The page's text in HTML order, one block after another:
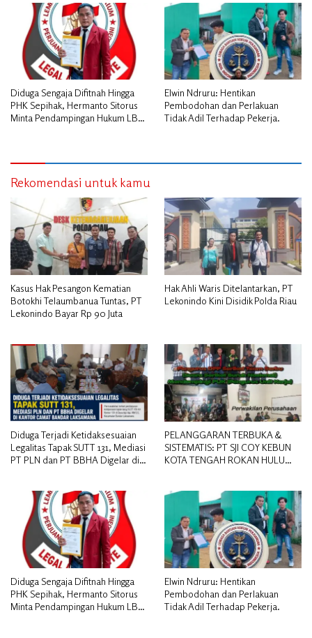
Diduga Sengaja Difitnah Hingga
PHK Sepihak, Hermanto Sitorus
Minta Pendampingan Hukum LBH
Elwin Ndruru: Hentikan
Pembodohan dan Perlakuan
Tidak Adil Terhadap Pekerja.
Rekomendasi untuk kamu
Kasus Hak Pesangon Kematian
Botokhi Telaumbanua Tuntas, PT
Lekonindo Bayar Rp 90 Juta
Hak Ahli Waris Ditelantarkan, PT
Lekonindo Kini Disidik Polda Riau
Diduga Terjadi Ketidaksesuaian
Legalitas Tapak SUTT 131, Mediasi
PT PLN dan PT BBHA Digelar di
PELANGGARAN TERBUKA &
SISTEMATIS: PT SJI COY KEBUN
KOTA TENGAH ROKAN HULU
Diduga Sengaja Difitnah Hingga
PHK Sepihak, Hermanto Sitorus
Minta Pendampingan Hukum LBH
Elwin Ndruru: Hentikan
Pembodohan dan Perlakuan
Tidak Adil Terhadap Pekerja.